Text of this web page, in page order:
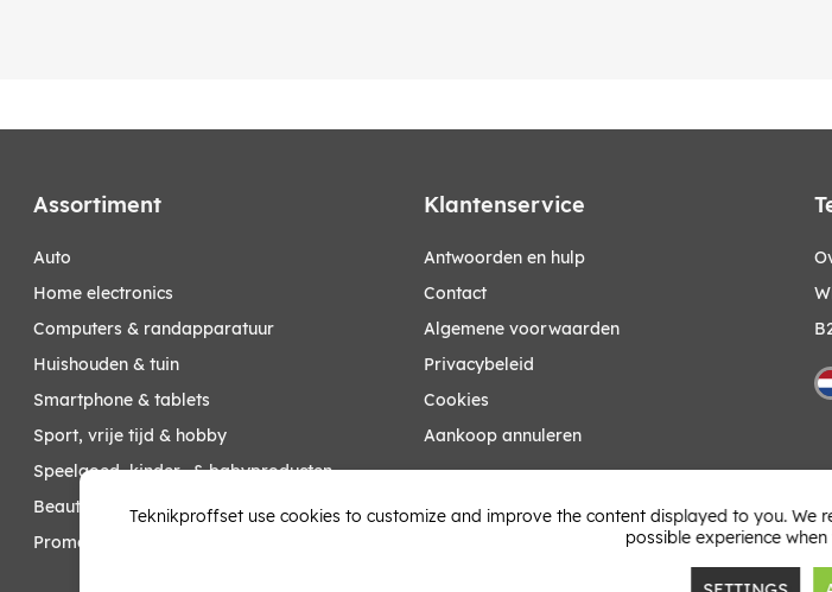
Assortiment
auto
home electronics
computers & randapparatuur
huishouden & tuin
smartphone & tablets
sport, vrije tijd & hobby
speelgoed, kinder- & babyproducten
beauty & health
promoties
Klantenservice
Antwoorden en hulp
Contact
Algemene voorwaarden
Privacybeleid
Cookies
Aankoop annuleren
Teknikproffset use cookies to customize and improve the content displayed to you.
possible experience